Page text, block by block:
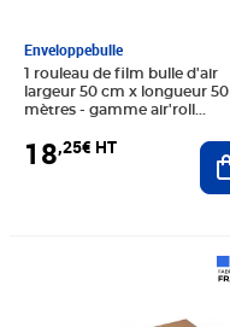
Enveloppebulle
1 rouleau de film bulle d'air
largeur 50 cm x longueur 50
mètres - gamme air'roll
18,25€ HT